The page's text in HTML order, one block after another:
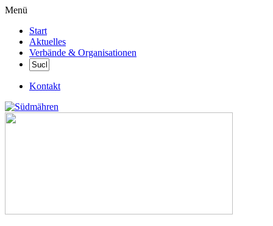
Menü
Start
Aktuelles
Verbände & Organisationen
Kontakt